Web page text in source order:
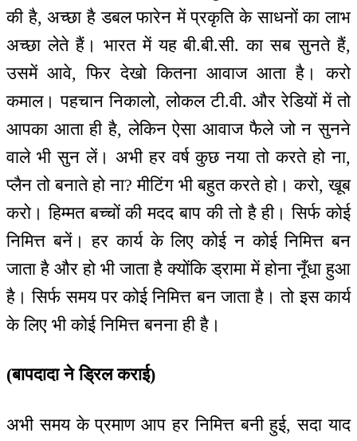
की है, अच्छा है डबल फारेन में प्रकृति के साधनों का लाभ
अच्छा लेते हैं। भारत में यह बी.बी.सी. का सब सुनते हैं,
उसमें आवे, फिर देखो कितना आवाज आता है। करो
कमाल। पहचान निकालो, लोकल टी.वी. और रेडियों में तो
आपका आता ही है, लेकिन ऐसा आवाज फैले जो न सुनने
वाले भी सुन लें। अभी हर वर्ष कुछ नया तो करते हो ना,
प्लैन तो बनाते हो ना? मीटिंग भी बहुत करते हो। करो, खूब
करो। हिम्मत बच्चों की मदद बाप की तो है ही। सिर्फ कोई
निमित्त बनें। हर कार्य के लिए कोई न कोई निमित्त बन
जाता है और हो भी जाता है क्योंकि ड्रामा में होना नूँधा हुआ
है। सिर्फ समय पर कोई निमित्त बन जाता है। तो इस कार्य
के लिए भी कोई निमित्त बनना ही है।
(बापदादा ने ड्रिल कराई)
अभी समय के प्रमाण आप हर निमित्त बनी हुई, सदा याद